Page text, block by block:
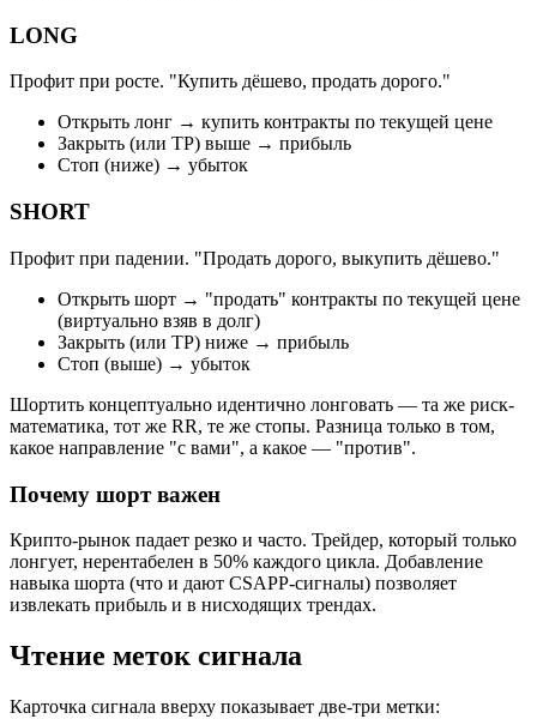
LONG
Профит при росте. "Купить дёшево, продать дорого."
Открыть лонг → купить контракты по текущей цене
Закрыть (или TP) выше → прибыль
Стоп (ниже) → убыток
SHORT
Профит при падении. "Продать дорого, выкупить дёшево."
Открыть шорт → "продать" контракты по текущей цене
(виртуально взяв в долг)
Закрыть (или TP) ниже → прибыль
Стоп (выше) → убыток
Шортить концептуально идентично лонговать — та же риск-
математика, тот же RR, те же стопы. Разница только в том,
какое направление "с вами", а какое — "против".
Почему шорт важен
Крипто-рынок падает резко и часто. Трейдер, который только
лонгует, нерентабелен в 50% каждого цикла. Добавление
навыка шорта (что и дают CSAPP-сигналы) позволяет
извлекать прибыль и в нисходящих трендах.
Чтение меток сигнала
Карточка сигнала вверху показывает две-три метки: